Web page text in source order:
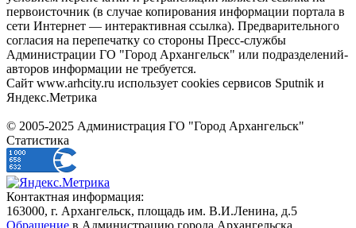
первоисточник (в случае копирования информации портала в
сети Интернет — интерактивная ссылка). Предварительного
согласия на перепечатку со стороны Пресс-службы
Администрации ГО "Город Архангельск" или подразделений-
авторов информации не требуется.
Сайт www.arhcity.ru использует cookies сервисов Sputnik и
Яндекс.Метрика
© 2005-2025 Администрация ГО "Город Архангельск"
Статистика
Контактная информация:
163000, г. Архангельск, площадь им. В.И.Ленина, д.5
Обращение в Администрацию города Архангельска.